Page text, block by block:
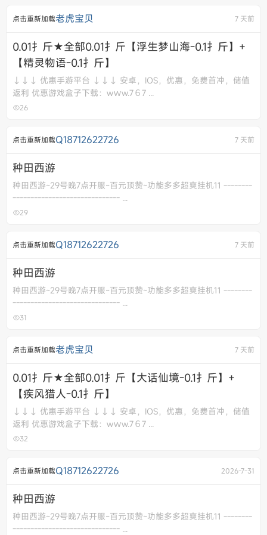
点击重新加载老虎宝贝 7 天前
0.01扌斤★全部0.01扌斤【浮生梦山海-0.1扌斤】+
【精灵物语-0.1扌斤】
↓↓↓ 优惠手游平台 ↓↓↓ 安卓，IOS，优惠，免费首冲，储值
返利 优惠游戏盒子下载：wｗw.7６7 ...
26
点击重新加载Q18712622726 7 天前
种田西游
种田西游~29号晚7点开服~百元顶赞~功能多多超爽挂机11 --------
------------------------------ ...
29
点击重新加载Q18712622726 7 天前
种田西游
种田西游~29号晚7点开服~百元顶赞~功能多多超爽挂机11 --------
------------------------------ ...
31
点击重新加载老虎宝贝 7 天前
0.01扌斤★全部0.01扌斤【大话仙境-0.1扌斤】+
【疾风猎人-0.1扌斤】
↓↓↓ 优惠手游平台 ↓↓↓ 安卓，IOS，优惠，免费首冲，储值
返利 优惠游戏盒子下载：wｗw.7６7 ...
32
点击重新加载Q18712622726 2026-7-31
种田西游
种田西游~29号晚7点开服~百元顶赞~功能多多超爽挂机11 --------
------------------------------ ...